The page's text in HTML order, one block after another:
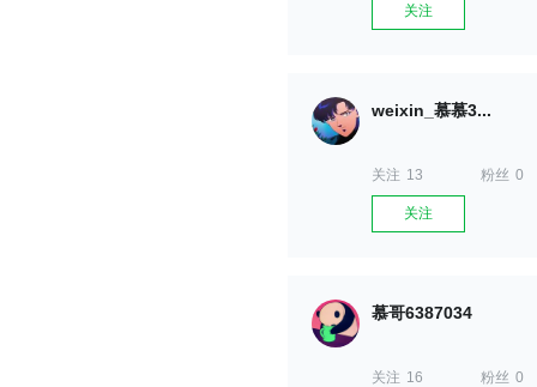
关注
weixin_慕慕3...
关注 13 粉丝 0
关注
慕哥6387034
关注 16 粉丝 0